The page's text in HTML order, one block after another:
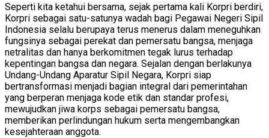
Seperti kita ketahui bersama, sejak pertama kali Korpri berdiri,
Korpri sebagai satu-satunya wadah bagi Pegawai Negeri Sipil
Indonesia selalu berupaya terus menerus dalam meneguhkan
fungsinya sebagai perekat dan pemersatu bangsa, menjaga
netralitas dan hanya berkomitmen tegak lurus terhadap
kepentingan bangsa dan negara. Sejalan dengan berlakunya
Undang-Undang Aparatur Sipil Negara, Korpri siap
bertransformasi menjadi bagian integral dari pemerintahan
yang berperan menjaga kode etik dan standar profesi,
mewujudkan jiwa korps sebagai pemersatu bangsa,
memberikan perlindungan hukum serta mengembangkan
kesejahteraan anggota.